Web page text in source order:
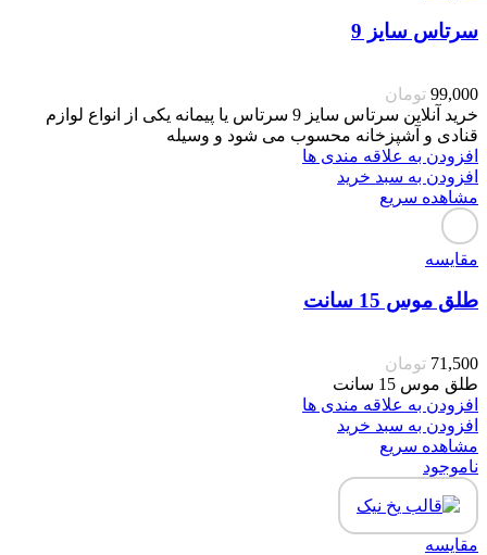
سرتاس سایز 9
99,000 تومان
خرید آنلاین سرتاس سایز 9 سرتاس یا پیمانه یکی از انواع لوازم
قنادی و آشپزخانه محسوب می شود و وسیله
افزودن به علاقه مندی ها
افزودن به سبد خرید
مشاهده سریع
مقایسه
طلق موس 15 سانت
71,500 تومان
طلق موس 15 سانت
افزودن به علاقه مندی ها
افزودن به سبد خرید
مشاهده سریع
ناموجود
مقایسه